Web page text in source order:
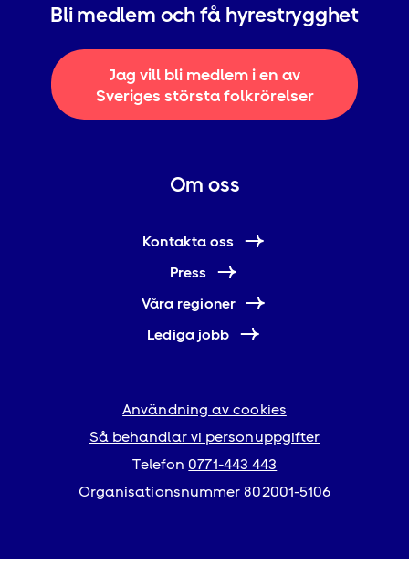
Bli medlem och få hyrestrygghet
Jag vill bli medlem i en av
Sveriges största folkrörelser
Om oss
Kontakta oss
Press
Våra regioner
Lediga jobb
Användning av cookies
Så behandlar vi personuppgifter
Telefon0771-443 443
Organisationsnummer 802001-5106